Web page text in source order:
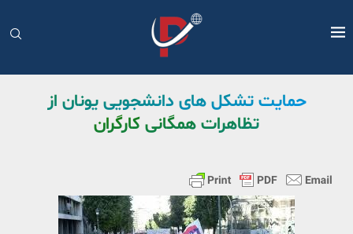
حمایت تشکل های دانشجویی یونان از
تظاهرات همگانی کارگران